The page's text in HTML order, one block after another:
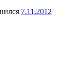
7.11.2012